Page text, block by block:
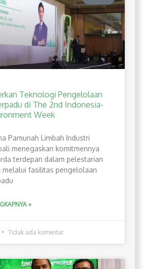
Teknologi Pengelolaan
di The 2nd Indonesia-
Week
Pamunah Limbah Industri
menegaskan komitmennya
terdepan dalam pelestarian
melalui fasilitas pengelolaan
»
Tidak ada komentar